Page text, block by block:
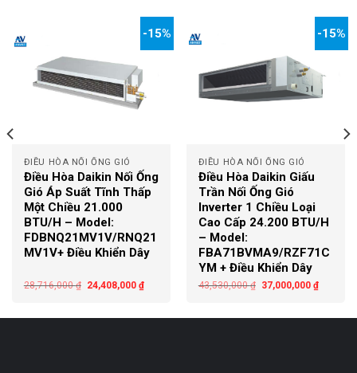
-15%
ĐIỀU HÒA NỐI ỐNG GIÓ
Điều Hòa Daikin Nối Ống
Gió Áp Suất Tĩnh Thấp
Một Chiều 21.000
BTU/H – Model:
FDBNQ21MV1V/RNQ21
MV1V+ Điều Khiển Dây
28,716,000₫ 24,408,000₫
-15%
ĐIỀU HÒA NỐI ỐNG GIÓ
Điều Hòa Daikin Giấu
Trần Nối Ống Gió
Inverter 1 Chiều Loại
Cao Cấp 24.200 BTU/H
– Model:
FBA71BVMA9/RZF71C
YM + Điều Khiển Dây
43,530,000₫ 37,000,000₫